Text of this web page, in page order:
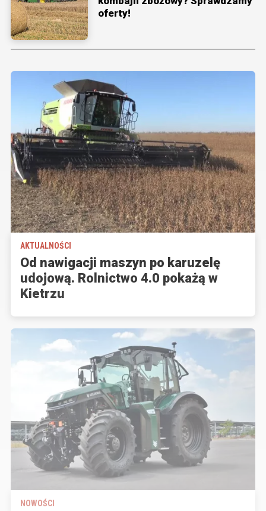
oferty!
AKTUALNOŚCI
Od nawigacji maszyn po karuzelę
udojową. Rolnictwo 4.0 pokażą w
Kietrzu
NOWOŚCI